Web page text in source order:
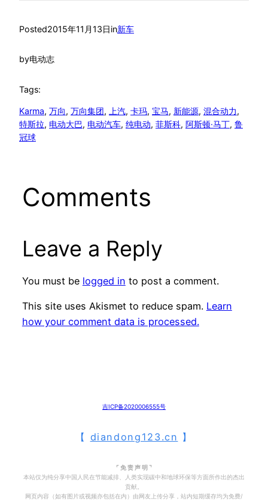
Posted2015年11月13日in新车
by电动志
Tags:
Karma, 万向, 万向集团, 上汽, 卡玛, 宝马, 新能源, 混合动力
特斯拉, 电动大巴, 电动汽车, 纯电动, 菲斯科, 阿斯顿·马丁, 鲁
冠球
Comments
Leave a Reply
You must be logged in to post a comment.
This site uses Akismet to reduce spam. Learn
how your comment data is processed.
吉ICP备2020006555号
【 diandong123.cn 】
⌜ 免 责 声 明 ⌝
本站仅为纯分享中国人民在节能减排、人类实现碳中和地球环保等方面所作出的杰出
贡献。
网页内容（如有图片或视频亦包括在内）由网友上传分享，站内短期缓存均为免费/